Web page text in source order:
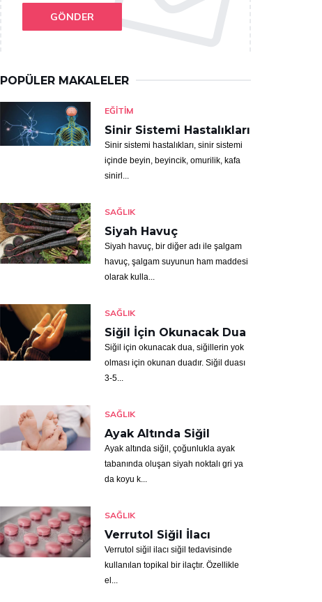
GÖNDER
POPÜLER MAKALELER
EĞITIM
Sinir Sistemi Hastalıkları
Sinir sistemi hastalıkları, sinir sistemi
içinde beyin, beyincik, omurilik, kafa
sinirl...
SAĞLIK
Siyah Havuç
Siyah havuç, bir diğer adı ile şalgam
havuç, şalgam suyunun ham maddesi
olarak kulla...
SAĞLIK
Siğil İçin Okunacak Dua
Siğil için okunacak dua, siğillerin yok
olması için okunan duadır. Siğil duası
3-5...
SAĞLIK
Ayak Altında Siğil
Ayak altında siğil, çoğunlukla ayak
tabanında oluşan siyah noktalı gri ya
da koyu k...
SAĞLIK
Verrutol Siğil İlacı
Verrutol siğil ilacı siğil tedavisinde
kullanılan topikal bir ilaçtır. Özellikle
el...